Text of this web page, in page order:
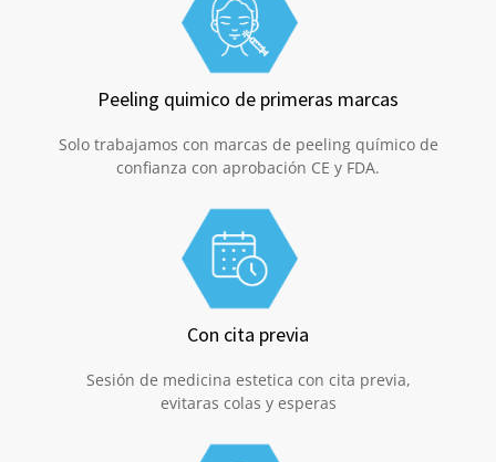
Peeling quimico de primeras marcas
Solo trabajamos con marcas de peeling químico de
confianza con aprobación CE y FDA.
Con cita previa
Sesión de medicina estetica con cita previa,
evitaras colas y esperas